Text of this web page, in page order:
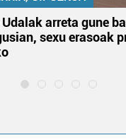
arreta gune
sexu erasoak